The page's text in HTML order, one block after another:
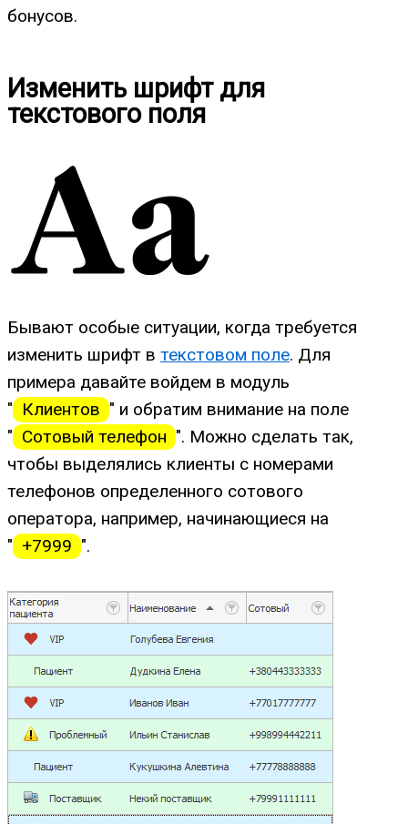
бонусов.
Изменить шрифт для
текстового поля
Бывают особые ситуации, когда требуется
изменить шрифт в текстовом поле. Для
примера давайте войдем в модуль
" Клиентов " и обратим внимание на поле
" Сотовый телефон ". Можно сделать так,
чтобы выделялись клиенты с номерами
телефонов определенного сотового
оператора, например, начинающиеся на
" +7999 ".